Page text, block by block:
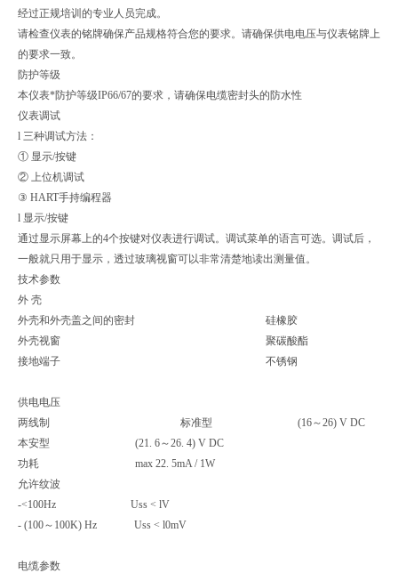
经过正规培训的专业人员完成。
请检查仪表的铭牌确保产品规格符合您的要求。请确保供电电压与仪表铭牌上
的要求一致。
防护等级
本仪表*防护等级IP66/67的要求，请确保电缆密封头的防水性
仪表调试
l 三种调试方法：
① 显示/按键
② 上位机调试
③ HART手持编程器
l 显示/按键
通过显示屏幕上的4个按键对仪表进行调试。调试菜单的语言可选。调试后，
一般就只用于显示，透过玻璃视窗可以非常清楚地读出测量值。
技术参数
外 壳
外壳和外壳盖之间的密封 硅橡胶
外壳视窗 聚碳酸酯
接地端子 不锈钢
供电电压
两线制 标准型 (16～26) V DC
本安型 (21. 6～26. 4) V DC
功耗 max 22. 5mA / 1W
允许纹波
-<100Hz Uss < lV
- (100～100K) Hz Uss < l0mV
电缆参数